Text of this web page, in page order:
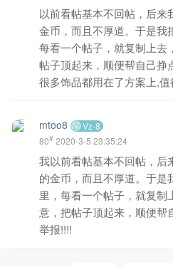
以前看帖基本不回帖，后来
金币，而且不厚道。于是我
每看一个帖子，就复制上去
帖子顶起来，顺便帮自己挣
很多饰品都用在了方案上,
mtoo8
Vz-8
80# 2020-3-5 23:35:24
我以前看帖基本不回帖，后
的金币，而且不厚道。于是
里，每看一个帖子，就复
意，把帖子顶起来，顺便帮
举报!!!!